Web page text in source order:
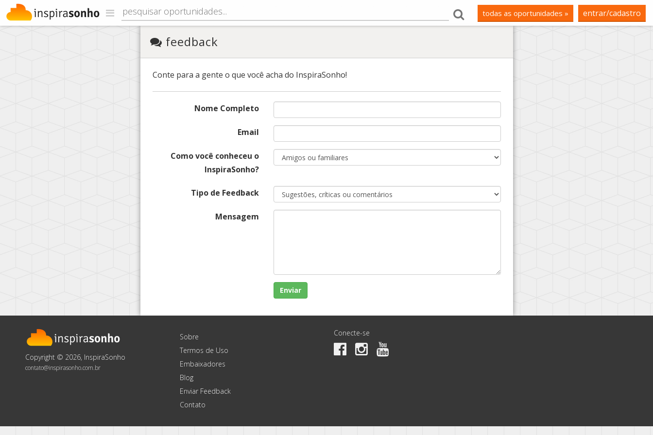
todas as oportunidades » entrar/cadastro
feedback
Conte para a gente o que você acha do InspiraSonho!
Nome Completo
Email
Como você conheceu o
InspiraSonho?
Tipo de Feedback
Mensagem
Enviar
Copyright © 2026, InspiraSonho
contato@inspirasonho.com.br
Sobre
Termos de Uso
Embaixadores
Blog
Enviar Feedback
Contato
Conecte-se